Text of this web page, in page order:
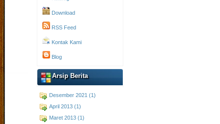
Download
RSS Feed
Kontak Kami
Blog
Arsip Berita
Desember 2021 (1)
April 2013 (1)
Maret 2013 (1)